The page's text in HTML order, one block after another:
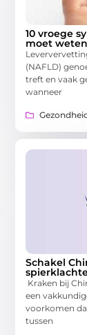
10 vroege
moet weten
(NAFLD)
treft en vaak
wanneer
Schakel
Kraken bij
een
voorkomen
tussen